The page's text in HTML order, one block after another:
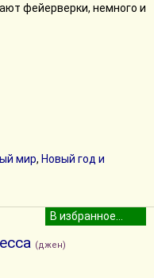
фейерверки, немного и
мир, Новый год и
(джен)